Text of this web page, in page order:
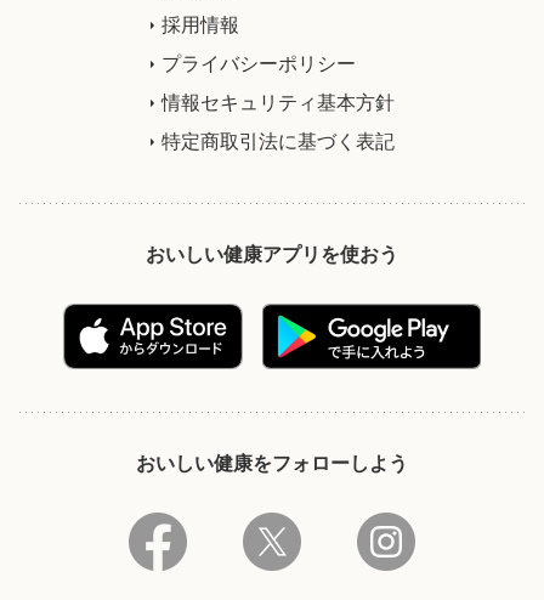
採用情報
プライバシーポリシー
情報セキュリティ基本方針
特定商取引法に基づく表記
おいしい健康アプリを使おう
おいしい健康をフォローしよう